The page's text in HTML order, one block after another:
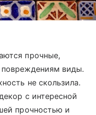
прочные,
виды.
не скользила.
с интересной
прочностью и